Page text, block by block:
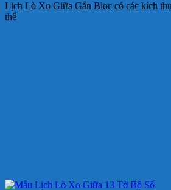
Lịch Lò Xo Giữa Gắn Bloc có các kích
thể